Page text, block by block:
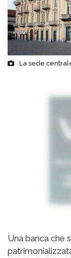
La sede
Una banca che